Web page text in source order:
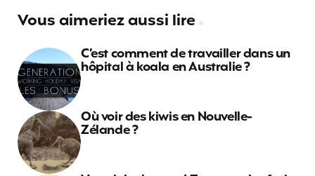
Vous aimeriez aussi lire
C’est comment de travailler dans un
hôpital à koala en Australie ?
Où voir des kiwis en Nouvelle-
Zélande ?